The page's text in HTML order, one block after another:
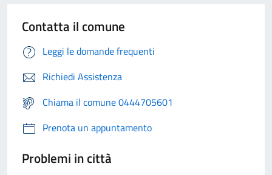
Contatta il comune
Leggi le domande frequenti
Richiedi Assistenza
Chiama il comune 0444705601
Prenota un appuntamento
Problemi in città